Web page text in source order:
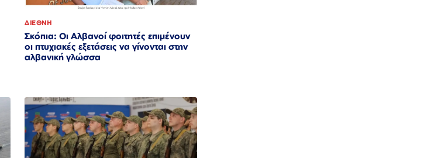
ΔΙΕΘΝΗ
Σκόπια: Οι Αλβανοί φοιτητές επιμένουν
οι πτυχιακές εξετάσεις να γίνονται στην
αλβανική γλώσσα